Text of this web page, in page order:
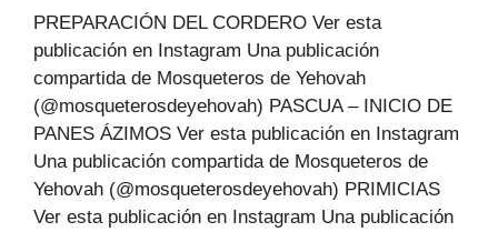
PREPARACIÓN DEL CORDERO Ver esta
publicación en Instagram Una publicación
compartida de Mosqueteros de Yehovah
(@mosqueterosdeyehovah) PASCUA – INICIO DE
PANES ÁZIMOS Ver esta publicación en Instagram
Una publicación compartida de Mosqueteros de
Yehovah (@mosqueterosdeyehovah) PRIMICIAS
Ver esta publicación en Instagram Una publicación